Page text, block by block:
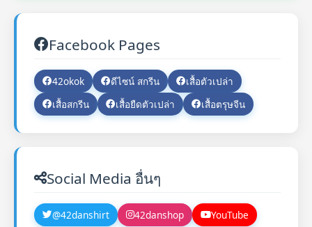
Facebook Pages
42okok ดีไซน์ สกรีน
เสื้อตัวเปล่า
เสื้อสกรีน
เสื้อยืดตัวเปล่า เสื้อตรุษจีน
Social Media อื่นๆ
@42danshirt 42danshop YouTube